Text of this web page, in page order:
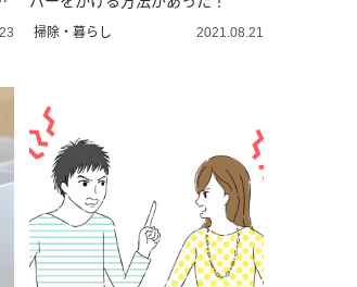
掃除・暮らし 2021.08.21